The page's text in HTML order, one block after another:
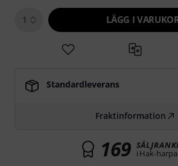
1 LÄGG I
Standardleverans
Fraktinformation
169 i Hak-harpa